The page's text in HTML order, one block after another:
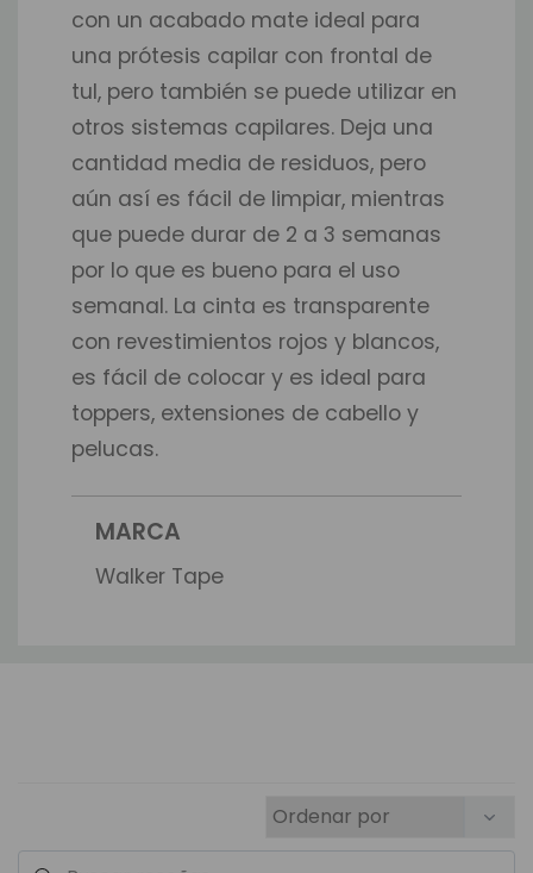
con un acabado mate ideal para
una prótesis capilar con frontal de
tul, pero también se puede utilizar en
otros sistemas capilares. Deja una
cantidad media de residuos, pero
aún así es fácil de limpiar, mientras
que puede durar de 2 a 3 semanas
por lo que es bueno para el uso
semanal. La cinta es transparente
con revestimientos rojos y blancos,
es fácil de colocar y es ideal para
toppers, extensiones de cabello y
pelucas.
MARCA
Walker Tape